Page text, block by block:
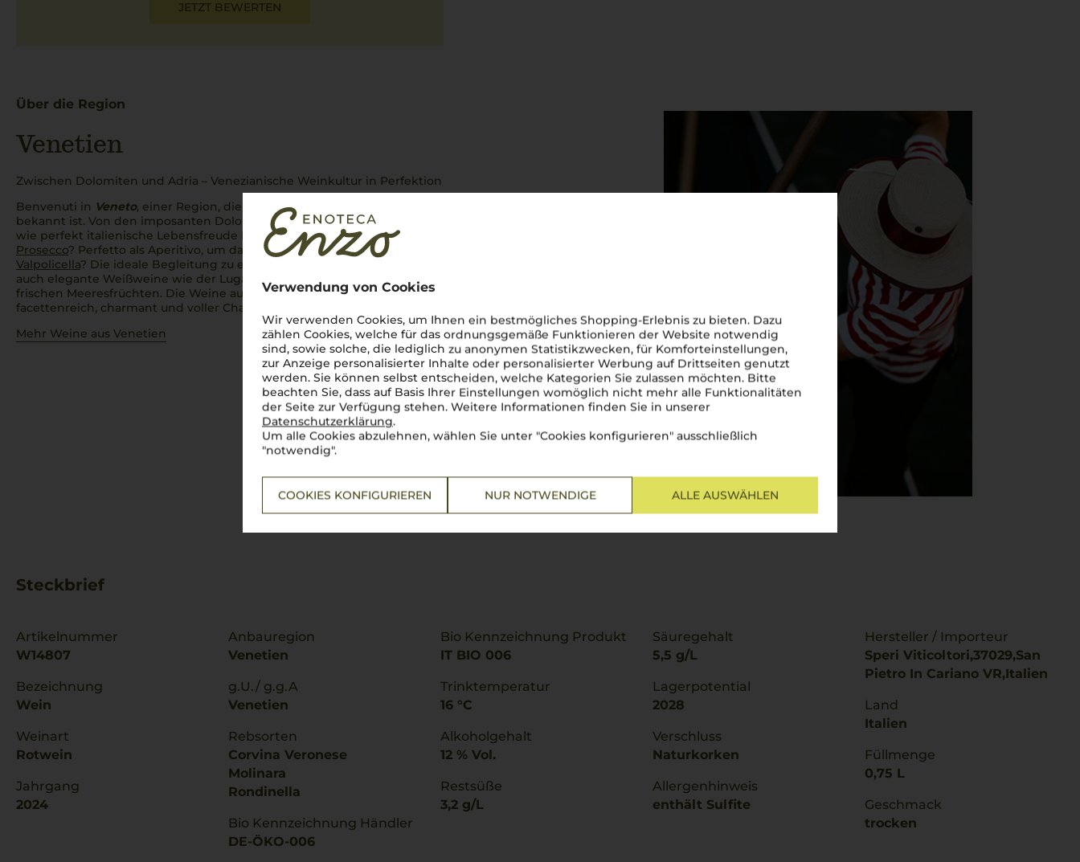
Verwendung von Cookies
Wir verwenden Cookies, um Ihnen ein bestmögliches Shopping-Erlebnis zu bieten. Dazu
zählen Cookies, welche für das ordnungsgemäße Funktionieren der Website notwendig
sind, sowie solche, die lediglich zu anonymen Statistikzwecken, für Komforteinstellungen,
zur Anzeige personalisierter Inhalte oder personalisierter Werbung auf Drittseiten genutzt
werden. Sie können selbst entscheiden, welche Kategorien Sie zulassen möchten. Bitte
beachten Sie, dass auf Basis Ihrer Einstellungen womöglich nicht mehr alle Funktionalitäten
der Seite zur Verfügung stehen. Weitere Informationen finden Sie in unserer
Datenschutzerklärung.
Um alle Cookies abzulehnen, wählen Sie unter "Cookies konfigurieren" ausschließlich
"notwendig".
COOKIES KONFIGURIEREN NUR NOTWENDIGE ALLE AUSWÄHLEN
JETZT BEWERTEN
Über die Region
Venetien
Zwischen Dolomiten und Adria – Venezianische Weinkultur in Perfektion
Benvenuti in Veneto, einer Region, die für ihre atemberaubende Vielfalt und Weinkultur
bekannt ist. Von den imposanten Dolomiten bis zur sonnigen Adriaküste zeigt Venetien,
wie perfekt italienische Lebensfreude im Glas eingefangen wird. Ein prickelnder
Prosecco? Perfetto als Aperitivo, um das Leben zu feiern. Ein vollmundiger
Valpolicella? Die ideale Begleitung zu einem herzhaften
auch elegante Weißweine wie der Lugana verzaubern, besonders in Kombination mit
frischen Meeresfrüchten. Die Weine aus
Venetiensind wie die Region selbst:
facettenreich, charmant und voller Charakter.
Mehr Weine aus Venetien
Steckbrief
Artikelnummer
W14807
Bezeichnung
Wein
Weinart
Rotwein
Jahrgang
2024
Anbauregion
Venetien
g.U./ g.g.A
Venetien
Rebsorten
Corvina Veronese
Molinara
Rondinella
Bio Kennzeichnung Händler
DE-ÖKO-006
Bio Kennzeichnung Produkt
IT BIO 006
Trinktemperatur
16 °C
Alkoholgehalt
12 % Vol.
Restsüße
3,2 g/L
Säuregehalt
5,5 g/L
Lagerpotential
2028
Verschluss
Naturkorken
Allergenhinweis
enthält Sulfite
Hersteller / Importeur
Speri Viticoltori,37029,San
Pietro In Cariano VR,Italien
Land
Italien
Füllmenge
0,75 L
Geschmack
trocken